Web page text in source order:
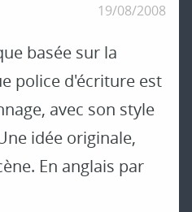
19/08/2008
basée sur la
police d'écriture est
avec son style
idée originale,
En anglais par